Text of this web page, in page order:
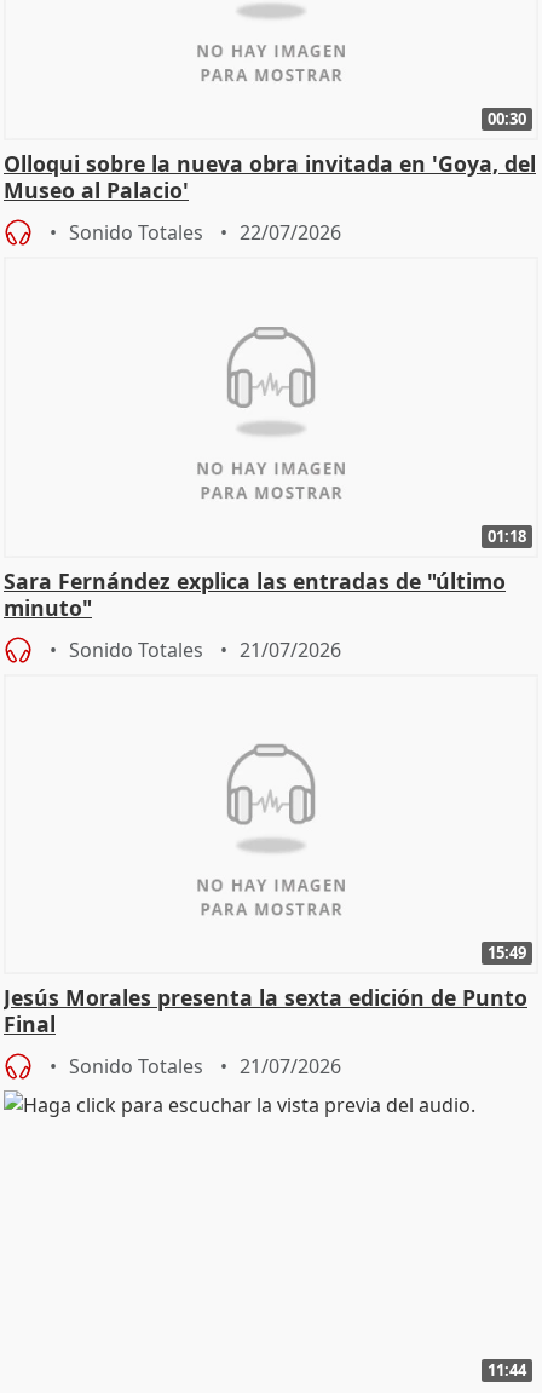
00:30
Olloqui sobre la nueva obra invitada en 'Goya, del
Museo al Palacio'
Sonido Totales 22/07/2026
01:18
Sara Fernández explica las entradas de "último
minuto"
Sonido Totales 21/07/2026
15:49
Jesús Morales presenta la sexta edición de Punto
Final
Sonido Totales 21/07/2026
11:44